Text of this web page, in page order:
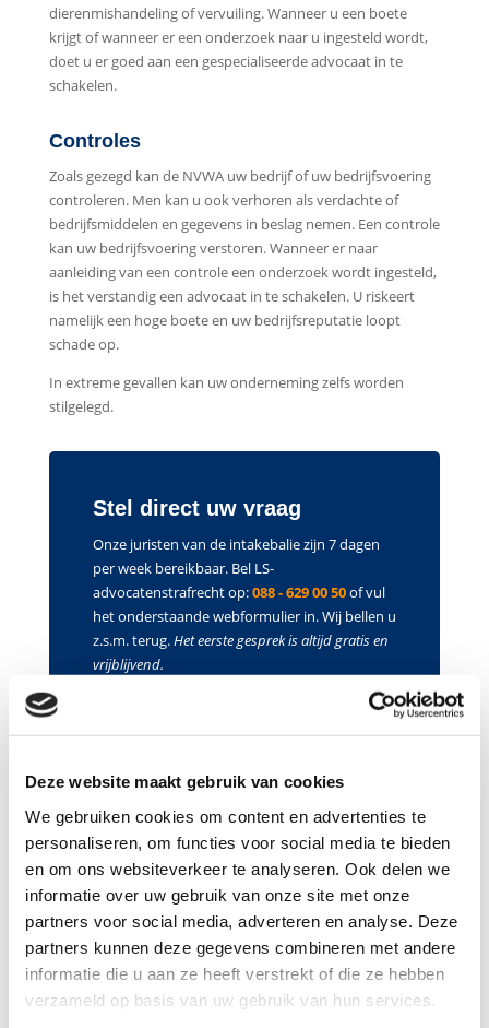
Deze website maakt gebruik van cookies
We gebruiken cookies om content en advertenties te
personaliseren, om functies voor social media te bieden
en om ons websiteverkeer te analyseren. Ook delen we
informatie over uw gebruik van onze site met onze
partners voor social media, adverteren en analyse. Deze
partners kunnen deze gegevens combineren met andere
informatie die u aan ze heeft verstrekt of die ze hebben
verzameld op basis van uw gebruik van hun services.
dierenmishandeling of vervuiling. Wanneer u een boete
krijgt of wanneer er een onderzoek naar u ingesteld wordt,
doet u er goed aan een gespecialiseerde advocaat in te
schakelen.
Controles
Zoals gezegd kan de NVWA uw bedrijf of uw bedrijfsvoering
controleren. Men kan u ook verhoren als verdachte of
bedrijfsmiddelen en gegevens in beslag nemen. Een controle
kan uw bedrijfsvoering verstoren. Wanneer er naar
aanleiding van een controle een onderzoek wordt ingesteld,
is het verstandig een advocaat in te schakelen. U riskeert
namelijk een hoge boete en uw bedrijfsreputatie loopt
schade op.
In extreme gevallen kan uw onderneming zelfs worden
stilgelegd.
Stel direct uw vraag
Onze juristen van de intakebalie zijn 7 dagen
per week bereikbaar. Bel LS-
advocatenstrafrecht op:088 - 629 00 50of vul
het onderstaande webformulier in. Wij bellen u
z.s.m. terug.Het eerste gesprek is altijd gratis en
vrijblijvend.
Is er reeds een dagvaarding?
Ja
Nee
De heer/mevrouw
De heer Mevrouw